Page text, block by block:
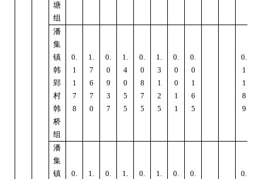
塘
组
潘
集
镇
韩
郢
村
韩
桥
组
0.
1
1
7
8
1.
7
6
7
0
0.
0
9
3
7
1.
4
0
5
5
0.
0
8
7
5
1.
3
1
2
5
0.
0
0
1
1
0.
0
1
6
5
0.
1
1
8
9
潘
集
镇
0.
1.
0.
1.
0.
1.
0.
0.
0.